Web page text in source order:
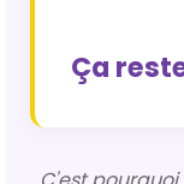
Ça